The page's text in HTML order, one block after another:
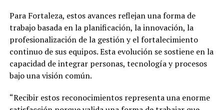
Para Fortaleza, estos avances reflejan una forma de
trabajo basada en la planificación, la innovación, la
profesionalización de la gestión y el fortalecimiento
continuo de sus equipos. Esta evolución se sostiene en la
capacidad de integrar personas, tecnología y procesos
bajo una visión común.
“Recibir estos reconocimientos representa una enorme